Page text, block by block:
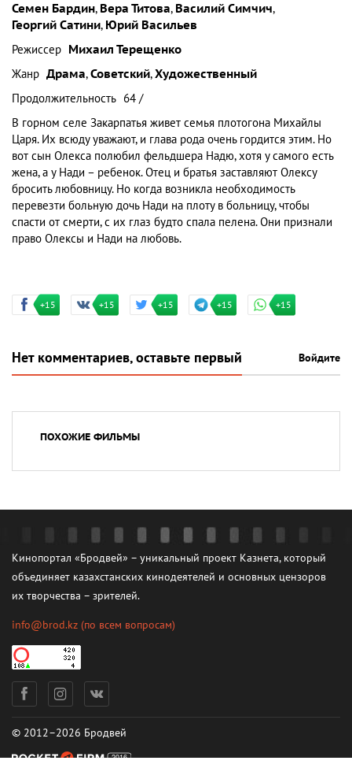
Семен Бардин, Вера Титова, Василий Симчич,
Георгий Сатини, Юрий Васильев
Режиссер Михаил Терещенко
Жанр Драма,Советский,Художественный
Продолжительность 64 /
В горном селе Закарпатья живет семья плотогона Михайлы
Царя. Их всюду уважают, и глава рода очень гордится этим. Но
вот сын Олекса полюбил фельдшера Надю, хотя у самого есть
жена, а у Нади – ребенок. Отец и братья заставляют Олексу
бросить любовницу. Но когда возникла необходимость
перевезти больную дочь Нади на плоту в больницу, чтобы
спасти от смерти, с их глаз будто спала пелена. Они признали
право Олексы и Нади на любовь.
+15 +15 +15 +15 +15
Нет комментариев, оставьте первый Войдите
ПОХОЖИЕ ФИЛЬМЫ
Кинопортал «Бродвей» – уникальный проект Казнета, который
объединяет казахстанских кинодеятелей и основных цензоров
их творчества – зрителей.
info@brod.kz (по всем вопросам)
© 2012–2026 Бродвей